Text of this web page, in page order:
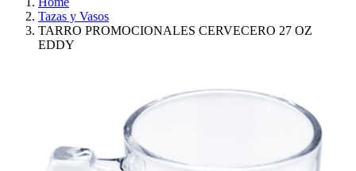
Tazas y Vasos
TARRO PROMOCIONALES CERVECERO 27 OZ
EDDY